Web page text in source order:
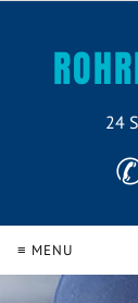
24
≡ MENU